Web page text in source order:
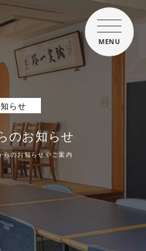
MENU
らせ
のお知らせ
らのお知らせやご案内